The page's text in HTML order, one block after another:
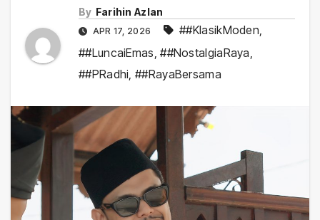
By Farihin Azlan
APR 17, 2026 ##KlasikModen,
##LuncaiEmas,##NostalgiaRaya,
##PRadhi,##RayaBersama